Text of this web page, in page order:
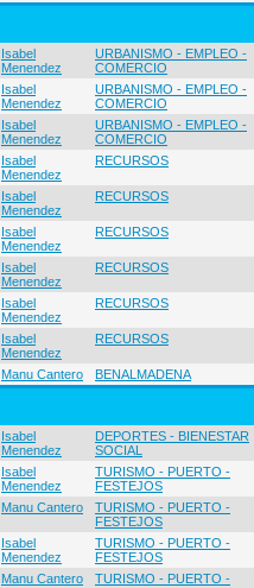
Isabel
Menendez
URBANISMO - EMPLEO -
COMERCIO
Isabel
Menendez
URBANISMO - EMPLEO -
COMERCIO
Isabel
Menendez
URBANISMO - EMPLEO -
COMERCIO
Isabel
Menendez
RECURSOS
Isabel
Menendez
RECURSOS
Isabel
Menendez
RECURSOS
Isabel
Menendez
RECURSOS
Isabel
Menendez
RECURSOS
Isabel
Menendez
RECURSOS
Manu Cantero BENALMADENA
Isabel
Menendez
DEPORTES - BIENESTAR
SOCIAL
Isabel
Menendez
TURISMO - PUERTO -
FESTEJOS
Manu Cantero
TURISMO - PUERTO -
FESTEJOS
Isabel
Menendez
TURISMO - PUERTO -
FESTEJOS
Manu Cantero
TURISMO - PUERTO -